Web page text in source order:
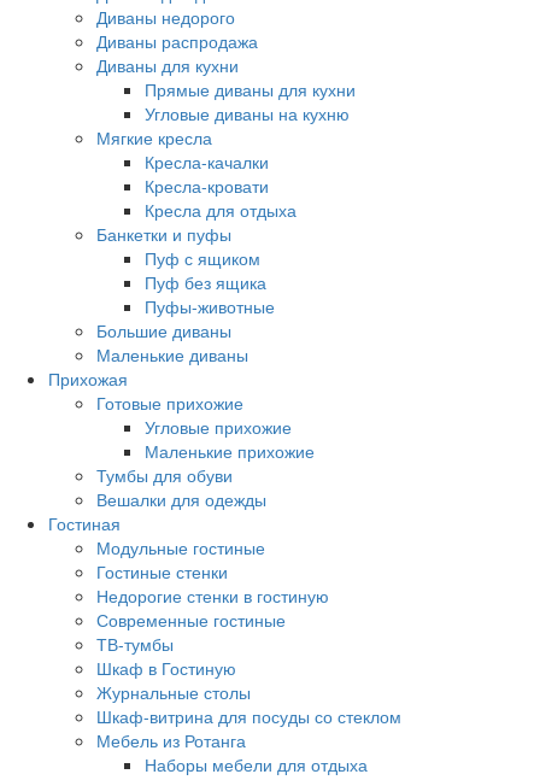
Диваны недорого
Диваны распродажа
Диваны для кухни
Прямые диваны для кухни
Угловые диваны на кухню
Мягкие кресла
Кресла-качалки
Кресла-кровати
Кресла для отдыха
Банкетки и пуфы
Пуф с ящиком
Пуф без ящика
Пуфы-животные
Большие диваны
Маленькие диваны
Прихожая
Готовые прихожие
Угловые прихожие
Маленькие прихожие
Тумбы для обуви
Вешалки для одежды
Гостиная
Модульные гостиные
Гостиные стенки
Недорогие стенки в гостиную
Современные гостиные
ТВ-тумбы
Шкаф в Гостиную
Журнальные столы
Шкаф-витрина для посуды со стеклом
Мебель из Ротанга
Наборы мебели для отдыха